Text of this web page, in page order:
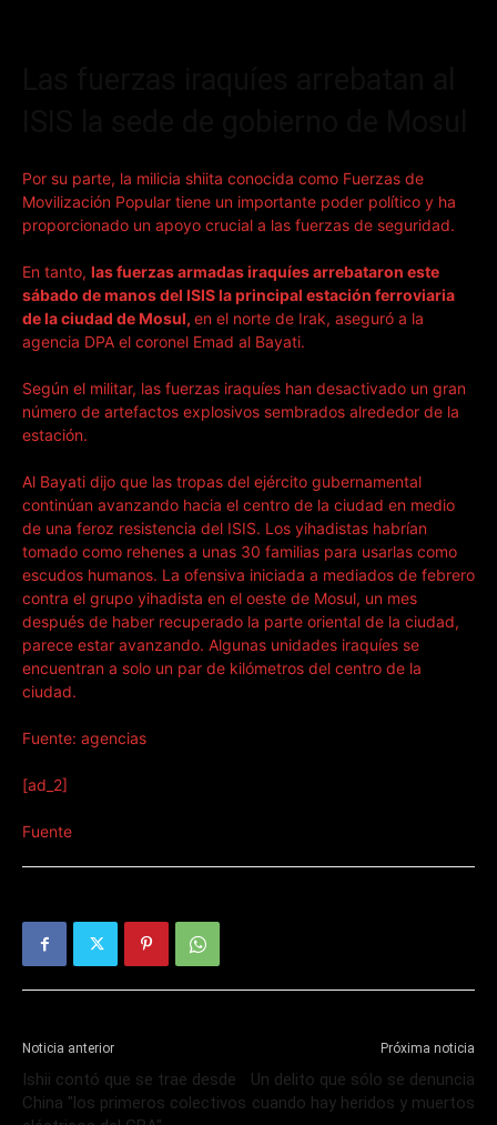
Por su parte, la milicia shiita conocida como Fuerzas de
Movilización Popular tiene un importante poder político y ha
proporcionado un apoyo crucial a las fuerzas de seguridad.
En tanto, las fuerzas armadas iraquíes arrebataron este
sábado de manos del ISIS la principal estación ferroviaria
de la ciudad de Mosul, en el norte de Irak, aseguró a la
agencia DPA el coronel Emad al Bayati.
Según el militar, las fuerzas iraquíes han desactivado un gran
número de artefactos explosivos sembrados alrededor de la
estación.
Al Bayati dijo que las tropas del ejército gubernamental
continúan avanzando hacia el centro de la ciudad en medio
de una feroz resistencia del ISIS. Los yihadistas habrían
tomado como rehenes a unas 30 familias para usarlas como
escudos humanos. La ofensiva iniciada a mediados de febrero
contra el grupo yihadista en el oeste de Mosul, un mes
después de haber recuperado la parte oriental de la ciudad,
parece estar avanzando. Algunas unidades iraquíes se
encuentran a solo un par de kilómetros del centro de la
ciudad.
Fuente: agencias
[ad_2]
Fuente
Noticia anterior
Ishii contó que se trae desde
China "los primeros colectivos
Próxima noticia
Un delito que sólo se denuncia
cuando hay heridos y muertos